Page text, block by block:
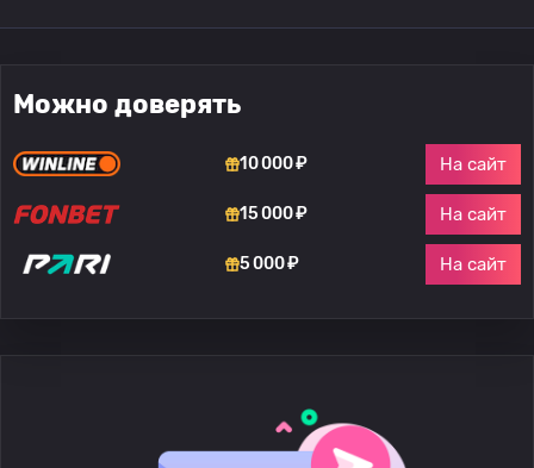
Можно доверять
10 000 ₽ На сайт
15 000 ₽ На сайт
5 000 ₽ На сайт